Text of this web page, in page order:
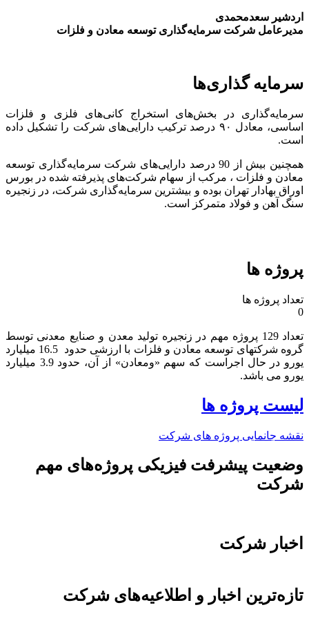
اردشیر سعدمحمدی
مدیرعامل شرکت سرمایه‌گذاری توسعه معادن و فلزات
سرمایه گذاری‌ها
سرمایه‌گذاری در بخش‌های استخراج کانی‌های فلزی و فلزات
اساسی، معادل ۹۰ درصد ترکیب دارایی‌های شرکت را تشکیل داده
است.
همچنین بیش از 90 درصد دارایی‌های شرکت سرمایه‌گذاری توسعه
معادن و فلزات ، مرکب از سهام شرکت‌های پذیرفته شده در بورس
اوراق بهادار تهران بوده و بیشترین سرمایه‌گذاری شرکت، در زنجیره
سنگ آهن و فولاد متمرکز است.
پروژه ها
تعداد پروژه ها
0
تعداد 129 پروژه مهم در زنجیره تولید معدن و صنایع معدنی توسط
گروه شرکتهای توسعه معادن و فلزات با ارزشی حدود 16.5 میلیارد
یورو در حال اجراست که سهم «ومعادن» از آن، حدود 3.9 میلیارد
یورو می باشد.​
لیست پروژه ها
نقشه جانمایی پروژه های شرکت
وضعیت پیشرفت فیزیکی پروژه‌های مهم
شرکت
اخبار شرکت
تازه‌ترین اخبار و اطلاعیه‌های شرکت